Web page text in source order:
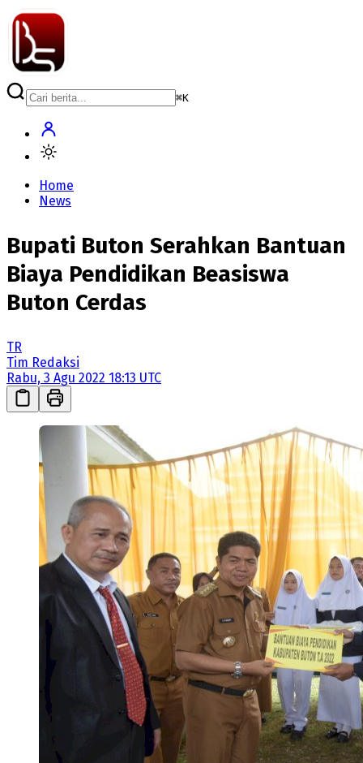
⌘K
Home
News
Bupati Buton Serahkan Bantuan
Biaya Pendidikan Beasiswa
Buton Cerdas
TR
Tim Redaksi
Rabu, 3 Agu 2022 18:13 UTC